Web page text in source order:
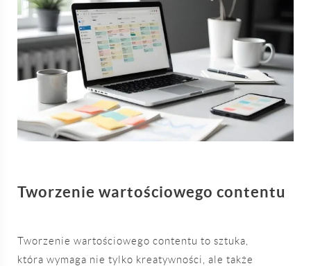
Tworzenie wartościowego contentu
Tworzenie wartościowego contentu to sztuka,
która wymaga nie tylko kreatywności, ale także